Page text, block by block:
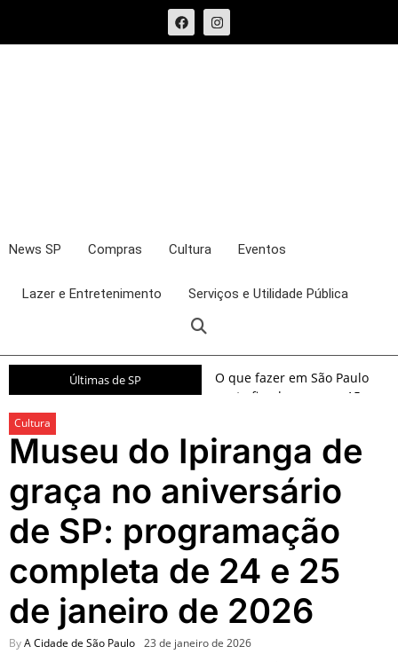
News SP Compras Cultura Eventos
Lazer e Entretenimento Serviços e Utilidade Pública
Últimas de SP
O que fazer em São Paulo
neste fim de semana: 15
dias 8 e 9 de agosto de 2026
100ª Festa da Achiropita
transforma o Bixiga em um
pedaço da Itália durante
agosto de 2026
O que fazer em São Paulo
em agosto de 2026: festas
italianas, eventos,
exposições, parques e
passeios imperdíveis
O que fazer em São Paulo
nos dias 25 e 26 de julho:
Cultura
Museu do Ipiranga de
graça no aniversário
de SP: programação
completa de 24 e 25
de janeiro de 2026
ByA Cidade de São Paulo 23 de janeiro de 2026